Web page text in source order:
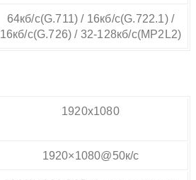
64кб/с(G.711) / 16кб/с(G.722.1) /
16кб/с(G.726) / 32-128кб/с(MP2L2)
1920х1080
1920×1080@50к/с